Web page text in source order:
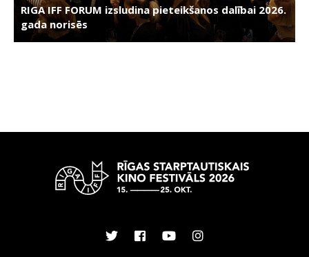
RIGA IFF FORUM izsludina pieteikšanos dalībai 2026.
gada norisēs